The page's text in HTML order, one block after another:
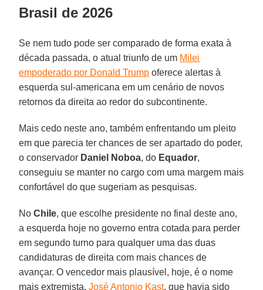
Brasil de 2026
Se nem tudo pode ser comparado de forma exata à
década passada, o atual triunfo de um Milei
empoderado por Donald Trump oferece alertas à
esquerda sul-americana em um cenário de novos
retornos da direita ao redor do subcontinente.
Mais cedo neste ano, também enfrentando um pleito
em que parecia ter chances de ser apartado do poder,
o conservador Daniel Noboa, do Equador,
conseguiu se manter no cargo com uma margem mais
confortável do que sugeriam as pesquisas.
NoChile, que escolhe presidente no final deste ano,
a esquerda hoje no governo entra cotada para perder
em segundo turno para qualquer uma das duas
candidaturas de direita com mais chances de
avançar. O vencedor mais plausível, hoje, é o nome
mais extremista,José Antonio Kast, que havia sido